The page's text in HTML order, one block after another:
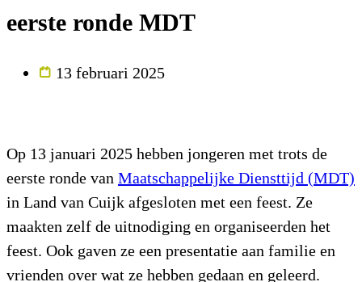
eerste ronde MDT
13 februari 2025
Op 13 januari 2025 hebben jongeren met trots de
eerste ronde van Maatschappelijke Diensttijd (MDT)
in Land van Cuijk afgesloten met een feest. Ze
maakten zelf de uitnodiging en organiseerden het
feest. Ook gaven ze een presentatie aan familie en
vrienden over wat ze hebben gedaan en geleerd.